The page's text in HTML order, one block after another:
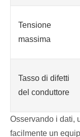
Tensione
massima
Tasso di difetti
del conduttore
Osservando i dati,
facilmente un